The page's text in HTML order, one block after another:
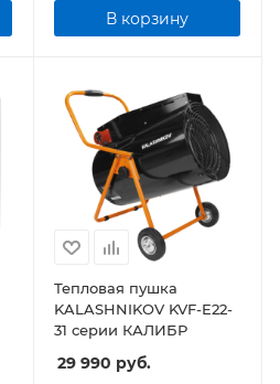
В корзину
Тепловая пушка
KALASHNIKOV KVF-E22-
31 серии КАЛИБР
29 990 руб.